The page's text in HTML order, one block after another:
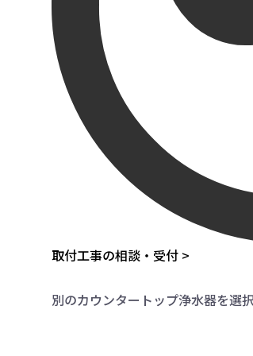
取付工事の相談・受付 >
別のカウンタートップ浄水器を選